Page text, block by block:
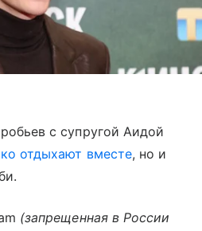
с супругой Аидой
отдыхают вместе, но и
(запрещенная в России